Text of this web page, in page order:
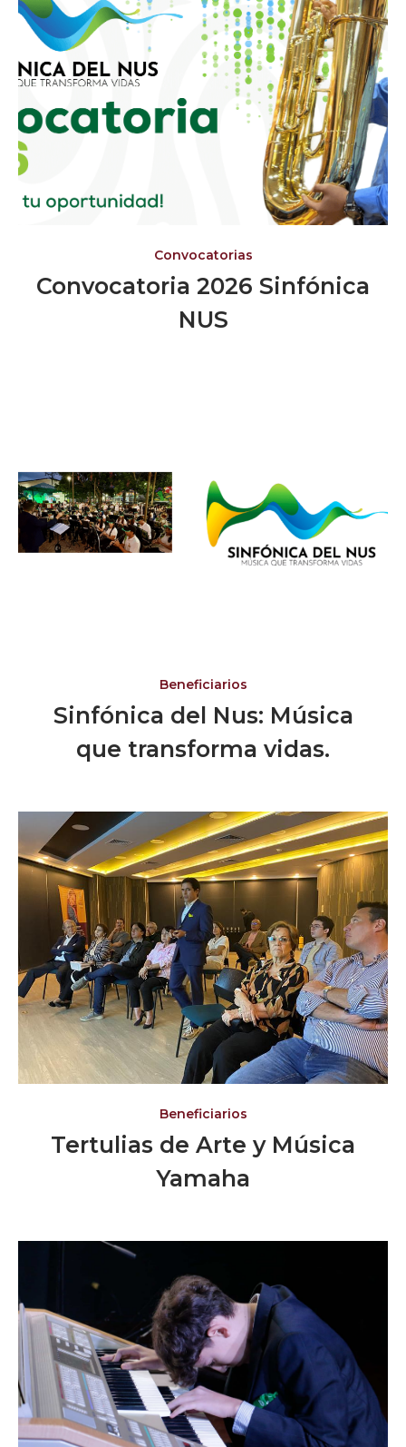
Convocatorias
Convocatoria 2026 Sinfónica
NUS
Beneficiarios
Sinfónica del Nus: Música
que transforma vidas.
Beneficiarios
Tertulias de Arte y Música
Yamaha